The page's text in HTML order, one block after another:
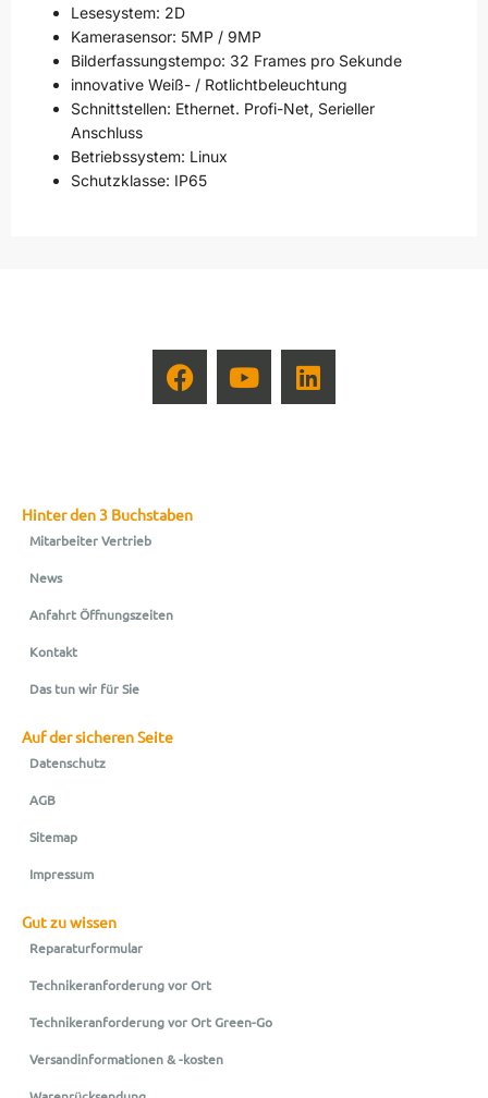
Lesesystem: 2D
Kamerasensor: 5MP / 9MP
Bilderfassungstempo: 32 Frames pro Sekunde
innovative Weiß- / Rotlichtbeleuchtung
Schnittstellen: Ethernet. Profi-Net, Serieller
Anschluss
Betriebssystem: Linux
Schutzklasse: IP65
Hinter den 3 Buchstaben
Mitarbeiter Vertrieb
News
Anfahrt Öffnungszeiten
Kontakt
Das tun wir für Sie
Auf der sicheren Seite
Datenschutz
AGB
Sitemap
Impressum
Gut zu wissen
Reparaturformular
Technikeranforderung vor Ort
Technikeranforderung vor Ort Green-Go
Versandinformationen & -kosten